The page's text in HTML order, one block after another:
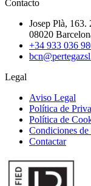
Contacto
Josep Plà, 163.
08020
+34 933 036
Legal
Aviso Legal
Política de
Política de
Condiciones de
Contactar